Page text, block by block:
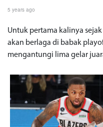
5 years ago
Untuk pertama kalinya
akan berlaga di babak
mengantungi lima gelar